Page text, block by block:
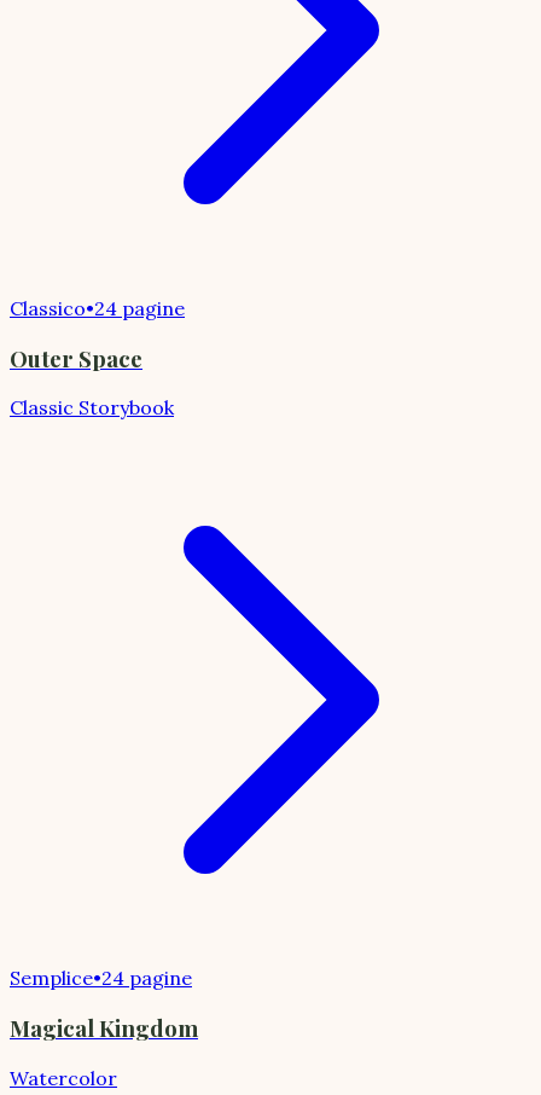
Classico•24 pagine
Outer Space
Classic Storybook
Semplice•24 pagine
Magical Kingdom
Watercolor